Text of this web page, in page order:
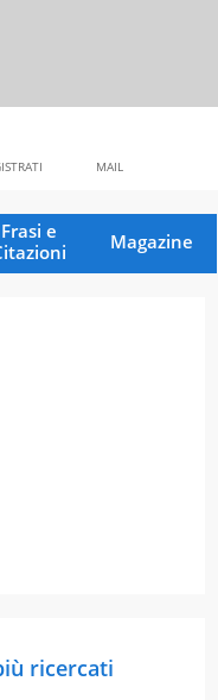
MAIL
Frasi e
Magazine
ricercati